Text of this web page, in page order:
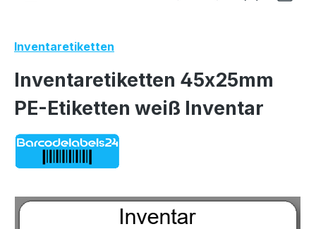
Inventaretiketten
Inventaretiketten 45x25mm
PE-Etiketten weiß Inventar
Bildergalerie überspringen